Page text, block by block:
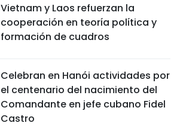
Vietnam y Laos refuerzan la
cooperación en teoría política y
formación de cuadros
Celebran en Hanói actividades por
el centenario del nacimiento del
Comandante en jefe cubano Fidel
Castro